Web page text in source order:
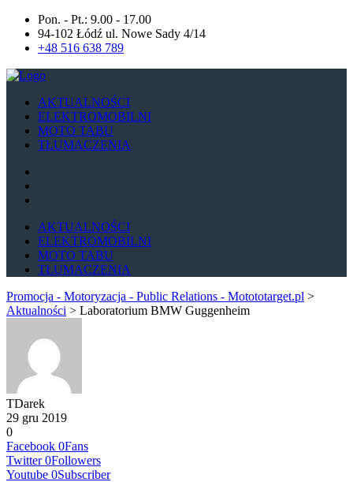
Pon. - Pt.: 9.00 - 17.00
94-102 Łódź ul. Nowe Sady 4/14
+48 516 638 789
AKTUALNOŚCI
ELEKTROMOBILNI
MOTO TABU
TŁUMACZENIA
AKTUALNOŚCI
ELEKTROMOBILNI
MOTO TABU
TŁUMACZENIA
Promocja - Motoryzacja - Public Relations - Motototarget.pl >
Aktualności > Laboratorium BMW Guggenheim
TDarek
29 gru 2019
0
Facebook 0Fans
Twitter 0Followers
Youtube 0Subscriber